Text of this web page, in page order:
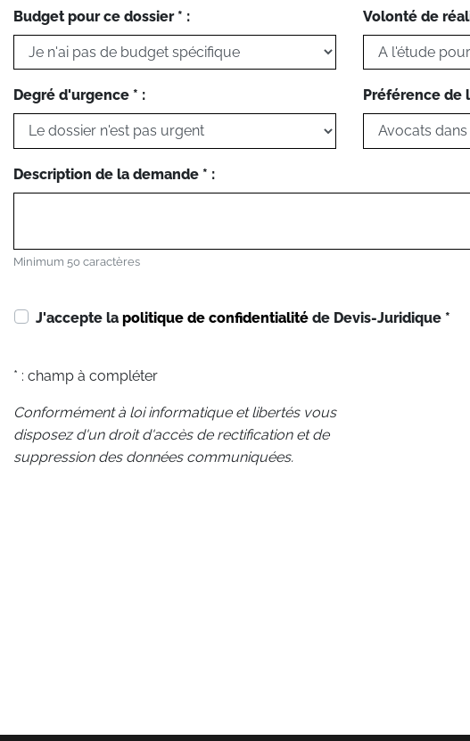
Budget pour ce dossier * : Volonté de
Degré d'urgence * : Préférence de
Description de la demande * :
Minimum 50 caractères
J'accepte la politique de confidentialité de Devis-Juridique *
* : champ à compléter
Conformément à loi informatique et libertés vous
disposez d'un droit d'accès de rectification et de
suppression des données communiquées.